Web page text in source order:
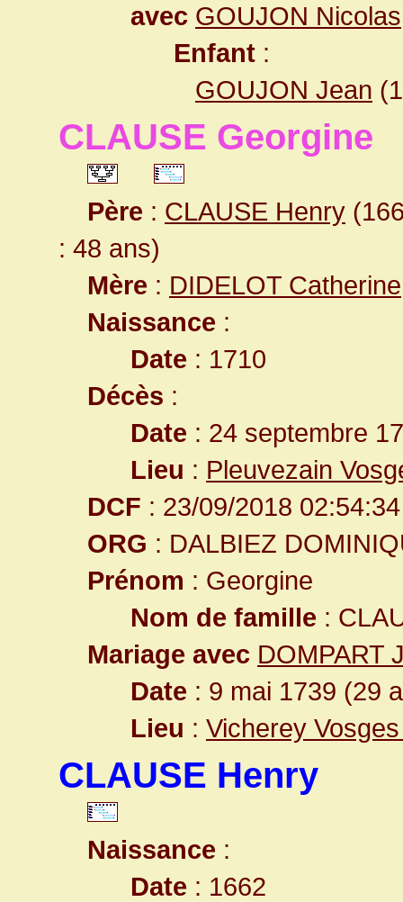
avec GOUJON Nicolas
Enfant :
GOUJON Jean
CLAUSE Georgine
Père : CLAUSE Henry
: 48 ans)
Mère : DIDELOT Catherine
Naissance :
Date : 1710
Décès :
Date : 24 septembre
Lieu : Pleuvezain
DCF : 23/09/2018 02:54:34
ORG : DALBIEZ
Prénom : Georgine
Nom de famille :
Mariage avec DOMPART
Date : 9 mai 1739 (29
Lieu : Vicherey
CLAUSE Henry
Naissance :
Date : 1662